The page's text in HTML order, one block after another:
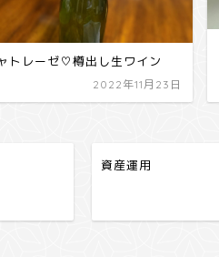
トレーゼ♡樽出し生ワイン
2022年11月23日
資産運用